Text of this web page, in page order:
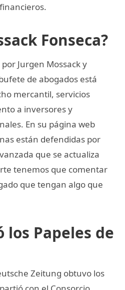
Fonseca?
Jurgen Mossack y
de abogados está
mercantil, servicios
a inversores y
En su página web
están defendidas por
que se actualiza
tenemos que comentar
que tengan algo que
Papeles de
Zeitung obtuvo los